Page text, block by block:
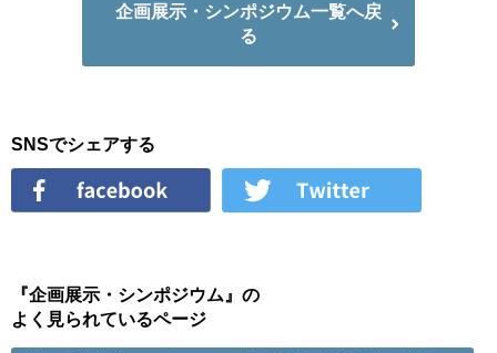
企画展示・シンポジウム一覧へ戻
る
SNSでシェアする
『企画展示・シンポジウム』の
よく見られているページ